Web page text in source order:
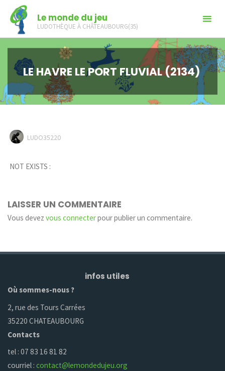
content
Le monde du jeu
LUDOTHÈQUE À CHÂTEAUBOURG(35)
LE HAVRE LE PORT FLUVIAL (2134)
LUDO35220
NOT EXISTS :
LAISSER UN COMMENTAIRE
Vous devezvous connecterpour publier un commentaire.
infos utiles
Où sommes-nous ?
2, rue des Tours Carrées
35220 CHATEAUBOURG
Contacts
tel : 07 83 16 81 82
courriel :contact@lemondedujeu.org